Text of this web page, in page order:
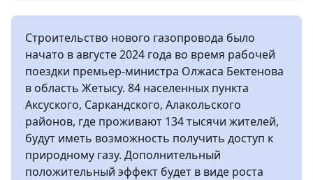
Строительство нового газопровода было
начато в августе 2024 года во время рабочей
поездки премьер-министра Олжаса Бектенова
в область Жетысу. 84 населенных пункта
Аксуского, Саркандского, Алакольского
районов, где проживают 134 тысячи жителей,
будут иметь возможность получить доступ к
природному газу. Дополнительный
положительный эффект будет в виде роста